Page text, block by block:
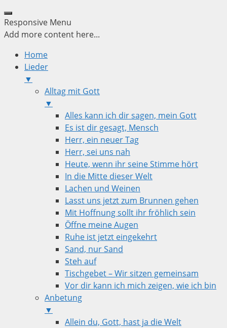
Responsive Menu
Add more content here...
Home
Lieder
▼
Alltag mit Gott
▼
Alles kann ich dir sagen, mein Gott
Es ist dir gesagt, Mensch
Herr, ein neuer Tag
Herr, sei uns nah
Heute, wenn ihr seine Stimme hört
In die Mitte dieser Welt
Lachen und Weinen
Lasst uns jetzt zum Brunnen gehen
Mit Hoffnung sollt ihr fröhlich sein
Öffne meine Augen
Ruhe ist jetzt eingekehrt
Sand, nur Sand
Steh auf
Tischgebet – Wir sitzen gemeinsam
Vor dir kann ich mich zeigen, wie ich bin
Anbetung
▼
Allein du, Gott, hast ja die Welt